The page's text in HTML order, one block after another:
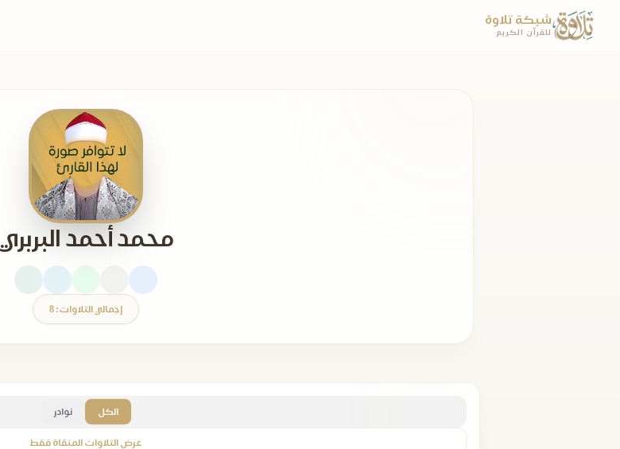
شبكة تلاوة
للقرآن الكريم
محمد أحمد البربري
إجمالي التلاوات: 8
الكل نوادر
عرض التلاوات المنقاة فقط